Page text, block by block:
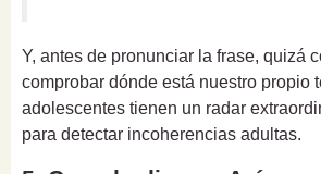
Y, antes de pronunciar la frase, quizá
comprobar dónde está nuestro propio
adolescentes tienen un radar
para detectar incoherencias adultas.